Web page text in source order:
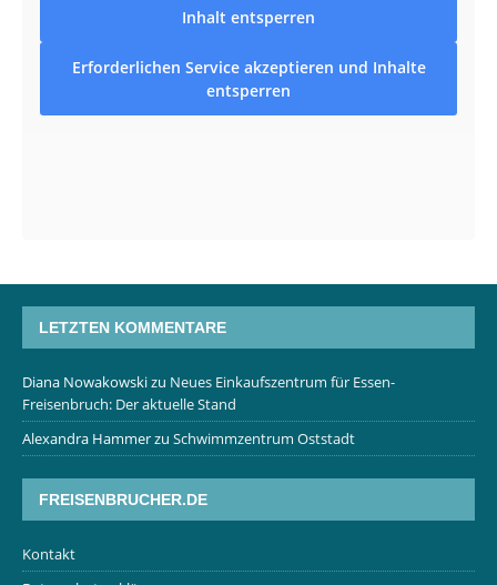
Inhalt entsperren
Erforderlichen Service akzeptieren und Inhalte
entsperren
LETZTEN KOMMENTARE
Diana Nowakowskizu Neues Einkaufszentrum für Essen-
Freisenbruch: Der aktuelle Stand
Alexandra Hammerzu Schwimmzentrum Oststadt
FREISENBRUCHER.DE
Kontakt